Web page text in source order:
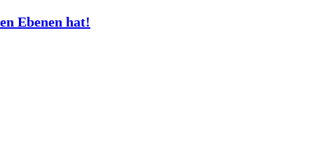
Ebenen hat!